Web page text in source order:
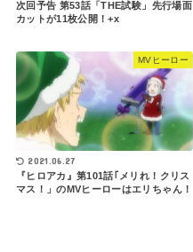
次回予告 第53話「THE試験」先行場面
カットが11枚公開！+x
MVヒーロー
2021.06.27
『ヒロアカ』第101話｢メリれ！クリス
マス！」のMVヒーローはエリちゃん！